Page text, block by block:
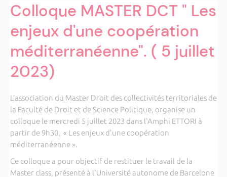
Colloque MASTER DCT " Les
enjeux d'une coopération
méditerranéenne". ( 5 juillet
2023)
L’association du Master Droit des collectivités territoriales de
la Faculté de Droit et de Science Politique, organise un
colloque le mercredi 5 juillet 2023 dans l'Amphi ETTORI à
partir de 9h30, « Les enjeux d'une coopération
méditerranéenne ».
Ce colloque a pour objectif de restituer le travail de la
Master class, présenté à l'Université autonome de Barcelone